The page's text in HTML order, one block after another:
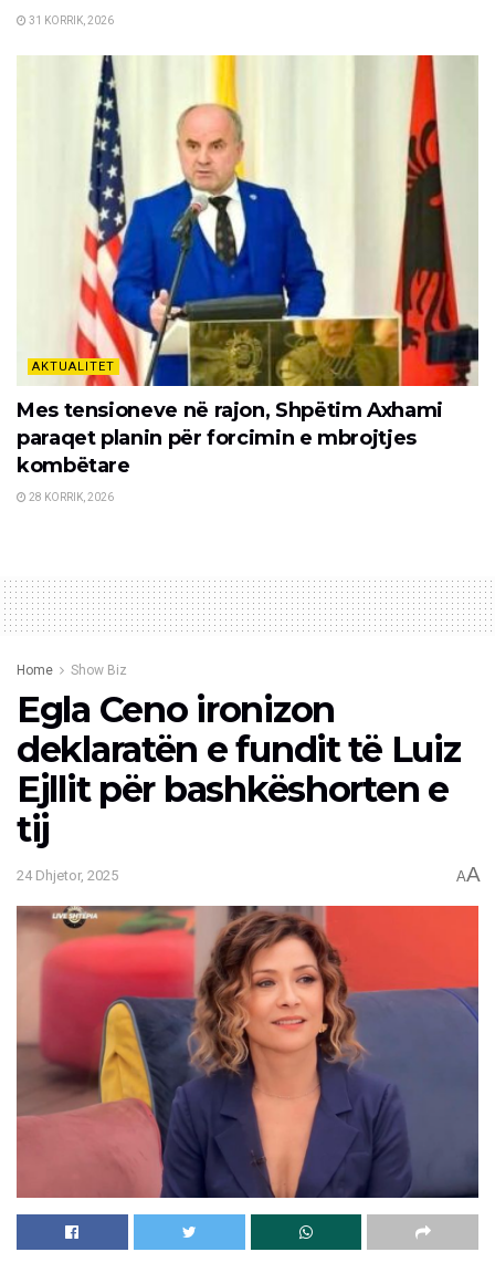
31 KORRIK, 2026
AKTUALITET
Mes tensioneve në rajon, Shpëtim Axhami
paraqet planin për forcimin e mbrojtjes
kombëtare
28 KORRIK, 2026
Home Show Biz
Egla Ceno ironizon
deklaratën e fundit të Luiz
Ejllit për bashkëshorten e
tij
24 Dhjetor, 2025 AA